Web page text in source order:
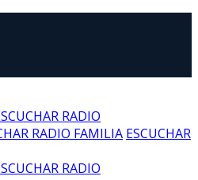
RADIO
RADIO FAMILIA ESCUCHAR
RADIO